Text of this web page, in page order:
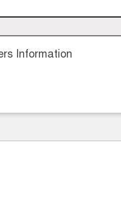
Information